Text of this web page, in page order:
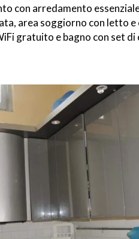
con arredamento
area soggiorno con letto
gratuito e bagno con set di